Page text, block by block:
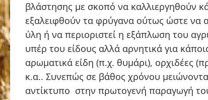
βλάστησης με σκοπό να καλλιεργηθούν
εξαλειφθούν τα φρύγανα ούτως ώστε να
ύλη ή να περιοριστεί η εξάπλωση του
υπέρ του είδους αλλά αρνητικά για
αρωματικά είδη (π.χ. θυμάρι), ορχιδέες
κ.α.. Συνεπώς σε βάθος χρόνου
αντίκτυπο στην πρωτογενή παραγωγή